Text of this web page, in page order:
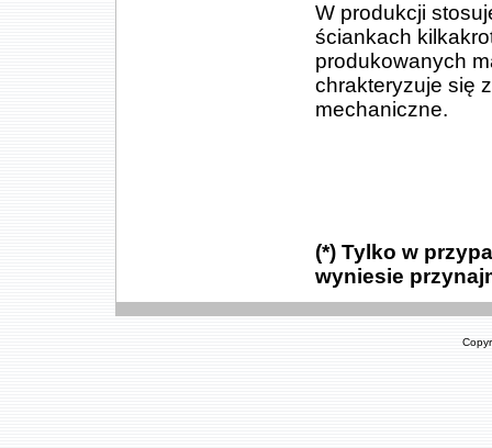
W produkcji
ściankach
produkowanych
chrakteryzuje się
mechaniczne.
(*) Tylko w
wyniesie